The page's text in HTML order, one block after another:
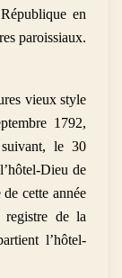
en
paroissiaux.
vieux style
1792,
le 30
Dieu de
cette année
registre de la
l’hôtel-